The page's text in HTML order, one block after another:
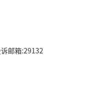
邮箱:29132